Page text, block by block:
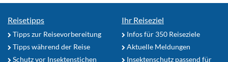
Reisetipps
Tipps zur Reisevorbereitung
Tipps während der Reise
Schutz vor Insektenstichen
Ihr Reiseziel
Infos für 350 Reiseziele
Aktuelle Meldungen
Insektenschutz passend für